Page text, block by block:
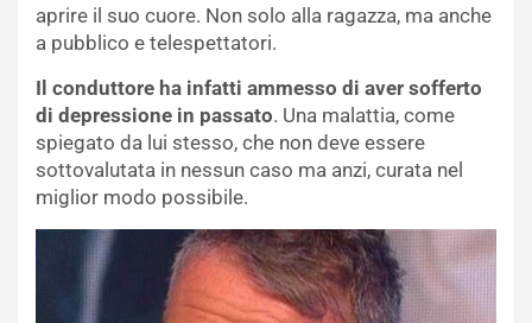
aprire il suo cuore. Non solo alla ragazza, ma anche
a pubblico e telespettatori.
Il conduttore ha infatti ammesso di aver sofferto
di depressione in passato. Una malattia, come
spiegato da lui stesso, che non deve essere
sottovalutata in nessun caso ma anzi, curata nel
miglior modo possibile.